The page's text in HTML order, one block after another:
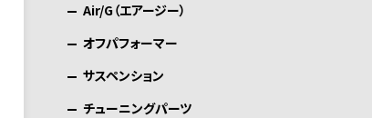
Air/G（エアージー）
オフパフォーマー
サスペンション
チューニングパーツ